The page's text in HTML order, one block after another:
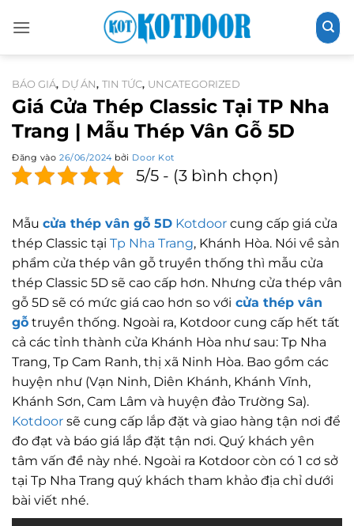
qua
BÁO GIÁ, DỰ ÁN,TIN TỨC, UNCATEGORIZED
Giá Cửa Thép Classic Tại TP Nha
Trang | Mẫu Thép Vân Gỗ 5D
Đăng vào26/06/2024 bởi Door Kot
5/5 - (3 bình chọn)
Mẫu cửa thép vân gỗ 5D Kotdoor cung cấp giá cửa
thép Classic tại Tp Nha Trang, Khánh Hòa. Nói về sản
phẩm cửa thép vân gỗ truyền thống thì mẫu cửa
thép Classic 5D sẽ cao cấp hơn. Nhưng cửa thép vân
gỗ 5D sẽ có mức giá cao hơn so với cửa thép vân
gỗ truyền thống. Ngoài ra, Kotdoor cung cấp hết tất
cả các tỉnh thành cửa Khánh Hòa như sau: Tp Nha
Trang, Tp Cam Ranh, thị xã Ninh Hòa. Bao gồm các
huyện như (Vạn Ninh, Diên Khánh, Khánh Vĩnh,
Khánh Sơn, Cam Lâm và huyện đảo Trường Sa).
Kotdoor sẽ cung cấp lắp đặt và giao hàng tận nơi để
đo đạt và báo giá lắp đặt tận nơi. Quý khách yên
tâm vấn đề này nhé. Ngoài ra Kotdoor còn có 1 cơ sở
tại Tp Nha Trang quý khách tham khảo địa chỉ dưới
bài viết nhé.